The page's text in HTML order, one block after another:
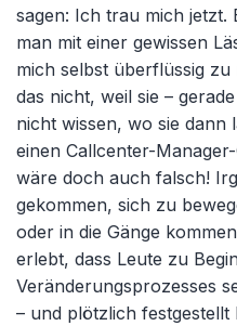
sagen: Ich trau mich jetzt.
man mit einer gewissen
mich selbst überflüssig
das nicht, weil sie –
nicht wissen, wo sie dann
einen Callcenter-
wäre doch auch falsch!
gekommen, sich zu
oder in die Gänge
erlebt, dass Leute zu
Veränderungsprozesses
– und plötzlich festgestellt